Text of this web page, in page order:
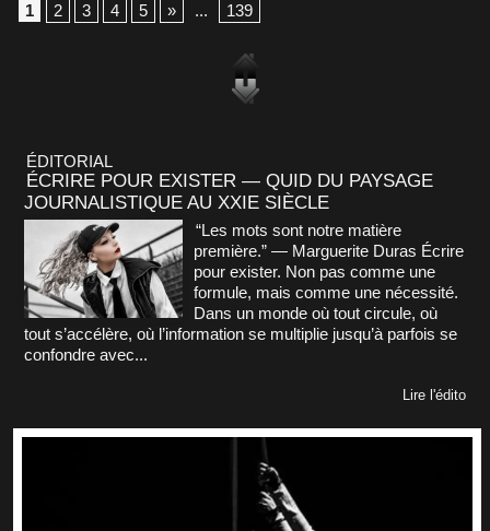
1 2 3 4 5 » ... 139
ÉDITORIAL
ÉCRIRE POUR EXISTER — QUID DU PAYSAGE
JOURNALISTIQUE AU XXIE SIÈCLE
“Les mots sont notre matière
première.” — Marguerite Duras Écrire
pour exister. Non pas comme une
formule, mais comme une nécessité.
Dans un monde où tout circule, où
tout s’accélère, où l’information se multiplie jusqu’à parfois se
confondre avec...
Lire l'édito